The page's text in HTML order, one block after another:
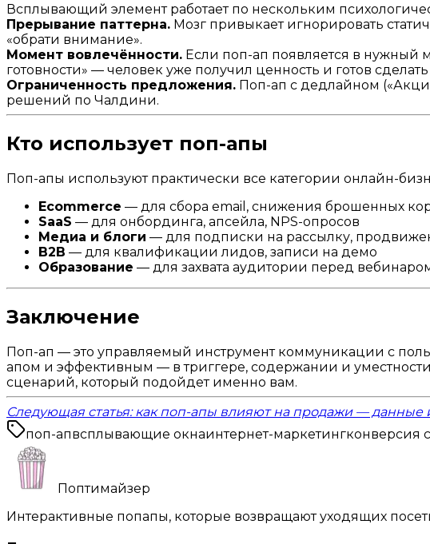
Всплывающий элемент работает по нескольким
Прерывание паттерна. Мозг привыкает игнорировать
«обрати внимание».
Момент вовлечённости. Если поп-ап появляется в нужный
готовности» — человек уже получил ценность и готов
Ограниченность предложения. Поп-ап с дедлайном
решений по Чалдини.
Кто использует поп-апы
Поп-апы используют практически все категории онлайн-
Ecommerce — для сбора email, снижения брошенных
SaaS — для онбординга, апсейла, NPS-опросов
Медиа и блоги — для подписки на рассылку,
B2B — для квалификации лидов, записи на демо
Образование — для захвата аудитории перед
Заключение
Поп-ап — это управляемый инструмент коммуникации с
апом и эффективным — в триггере, содержании и
сценарий, который подойдет именно вам.
Следующая статья: как поп-апы влияют на продажи — данные
поп-апвсплывающие окнаинтернет-маркетингконверсия
Поптимайзер
Интерактивные попапы, которые возвращают уходящих